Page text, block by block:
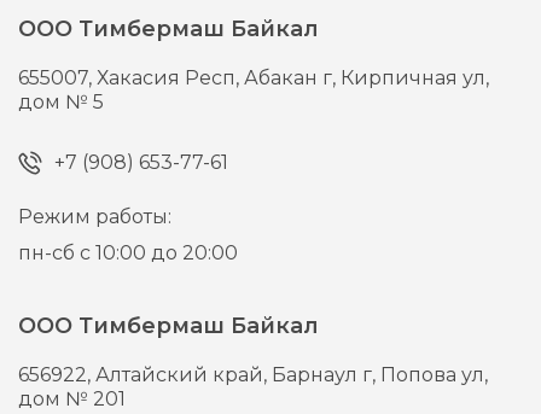
ООО Тимбермаш Байкал
655007,Хакасия Респ, Абакан г, Кирпичная ул,
дом № 5
+7 (908) 653-77-61
Режим работы:
пн-сб с 10:00 до 20:00
ООО Тимбермаш Байкал
656922,Алтайский край, Барнаул г, Попова ул,
дом № 201